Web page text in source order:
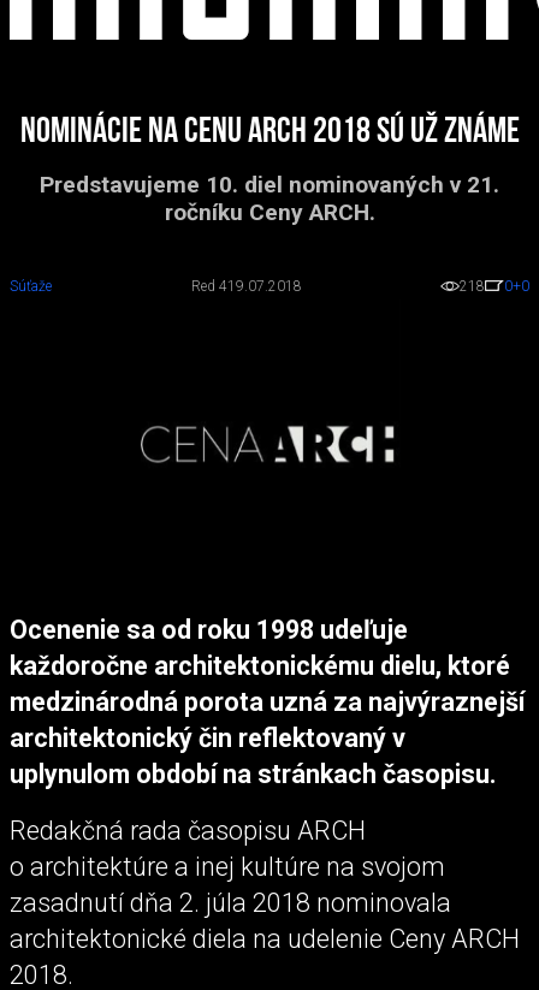
Nominácie na Cenu ARCH 2018 sú už známe
Predstavujeme 10. diel nominovaných v 21.
ročníku Ceny ARCH.
Súťaže Red 419.07.2018 218 0+0
Ocenenie sa od roku 1998 udeľuje
každoročne architektonickému dielu, ktoré
medzinárodná porota uzná za najvýraznejší
architektonický čin reflektovaný v
uplynulom období na stránkach časopisu.
Redakčná rada časopisu ARCH
o architektúre a inej kultúre na svojom
zasadnutí dňa 2. júla 2018 nominovala
architektonické diela na udelenie Ceny ARCH
2018.